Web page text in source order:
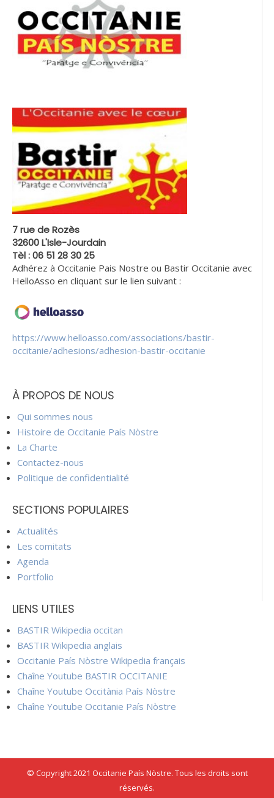
7 rue de Rozès
32600 L'Isle-Jourdain
Tèl : 06 51 28 30 25
Adhérez à Occitanie Pais Nostre ou Bastir Occitanie avec
HelloAsso en cliquant sur le lien suivant :
https://www.helloasso.com/associations/bastir-
occitanie/adhesions/adhesion-bastir-occitanie
À PROPOS DE NOUS
Qui sommes nous
Histoire de Occitanie País Nòstre
La Charte
Contactez-nous
Politique de confidentialité
SECTIONS POPULAIRES
Actualités
Les comitats
Agenda
Portfolio
LIENS UTILES
BASTIR Wikipedia occitan
BASTIR Wikipedia anglais
Occitanie País Nòstre Wikipedia français
Chaîne Youtube BASTIR OCCITANIE
Chaîne Youtube Occitània País Nòstre
Chaîne Youtube Occitanie País Nòstre
© Copyright 2021 Occitanie País Nòstre. Tous les droits sont
réservés.